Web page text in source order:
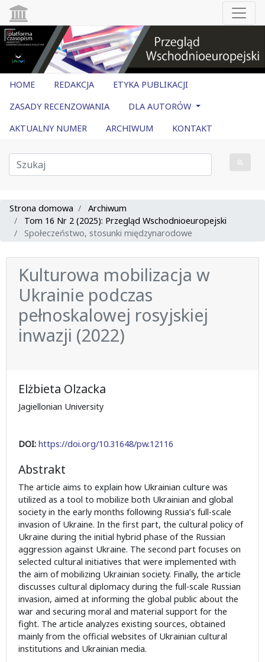
HOME REDAKCJA
ETYKA PUBLIKACJI
ZASADY RECENZOWANIA
DLA AUTORÓW
AKTUALNY NUMER
ARCHIWUM KONTAKT
Strona domowa
Archiwum
Tom 16 Nr 2 (2025): Przegląd Wschodnioeuropejski
Społeczeństwo, stosunki międzynarodowe
Kulturowa mobilizacja w
Ukrainie podczas
pełnoskalowej rosyjskiej
inwazji (2022)
Elżbieta Olzacka
Jagiellonian University
DOI: https://doi.org/10.31648/pw.12116
Abstrakt
The article aims to explain how Ukrainian culture was
utilized as a tool to mobilize both Ukrainian and global
society in the early months following Russia’s full-scale
invasion of Ukraine. In the first part, the cultural policy of
Ukraine during the initial hybrid phase of the Russian
aggression against Ukraine. The second part focuses on
selected cultural initiatives that were implemented with
the aim of mobilizing Ukrainian society. Finally, the article
discusses cultural diplomacy during the full-scale Russian
invasion, aimed at informing the global public about the
war and securing moral and material support for the
fight. The article analyzes existing sources, obtained
mainly from the official websites of Ukrainian cultural
institutions and Ukrainian media.